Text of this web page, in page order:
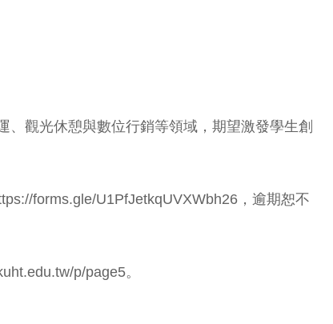
觀光休憩與數位行銷等領域，期望激發學生創
forms.gle/U1PfJetkqUVXWbh26，逾期恕不
p/page5。